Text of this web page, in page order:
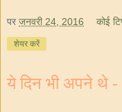
पर जनवरी 24, 2016 कोई
शेयर करें
ये दिन भी अपने थे -